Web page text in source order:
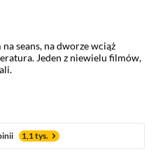
seans, na dworze wciąż
Jeden z niewielu filmów,
1,1 tys.